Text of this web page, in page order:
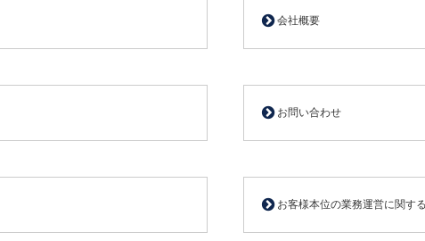
会社概要
お問い合わせ
お客様本位の業務運営に関す